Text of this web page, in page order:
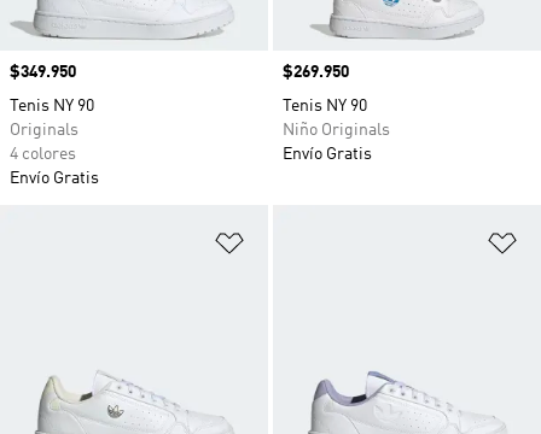
Precio
$349.950
Tenis NY 90
Originals
4 colores
Envío Gratis
Precio
$269.950
Tenis NY 90
Niño Originals
Envío Gratis